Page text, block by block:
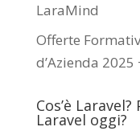
LaraMind
Offerte
d’Azienda
Cos’è
Laravel oggi?